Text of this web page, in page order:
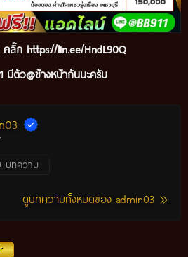
คลิ๊ก https://lin.ee/HndL90Q
มีตัว@ข้างหน้ากันนะครับ
บทความ
ดูบทความทั้งหมดของ admin03